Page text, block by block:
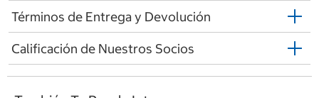
Términos de Entrega y Devolución
Calificación de Nuestros Socios